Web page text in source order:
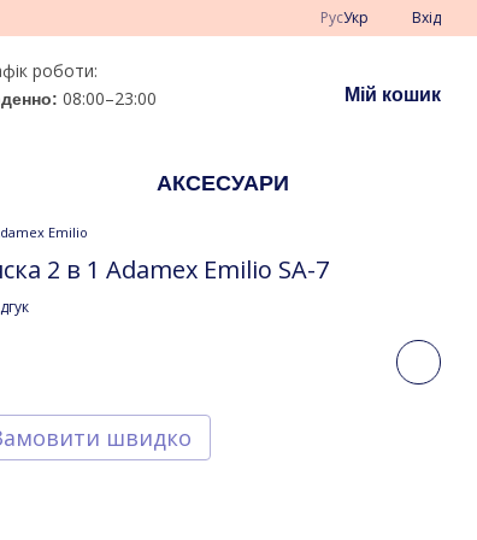
РусУкр Вхід
роботи:
08:00–23:00 Мій кошик
АКСЕСУАРИ
Emilio
2 в 1 Adamex Emilio SA-7
швидко